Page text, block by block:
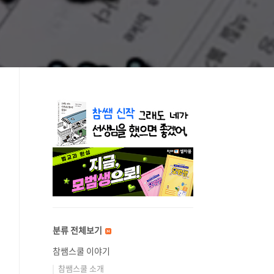
분류 전체보기
참쌤스쿨 이야기
참쌤스쿨 소개